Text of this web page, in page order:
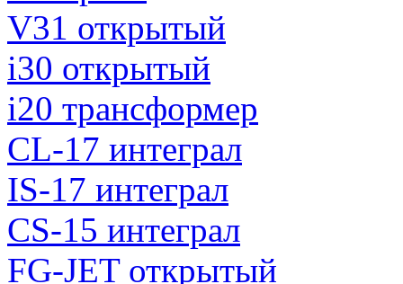
V31 открытый
i30 открытый
i20 трансформер
CL-17 интеграл
IS-17 интеграл
CS-15 интеграл
FG-JET открытый